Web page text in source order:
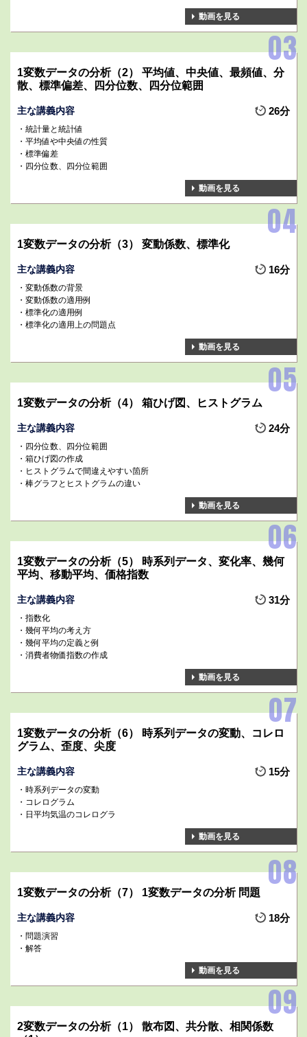
動画を見る
1変数データの分析（2） 平均値、中央値、最頻値、分
散、標準偏差、四分位数、四分位範囲
主な講義内容 26分
統計量と統計値
平均値や中央値の性質
標準偏差
四分位数、四分位範囲
動画を見る
1変数データの分析（3） 変動係数、標準化
主な講義内容 16分
変動係数の背景
変動係数の適用例
標準化の適用例
標準化の適用上の問題点
動画を見る
1変数データの分析（4） 箱ひげ図、ヒストグラム
主な講義内容 24分
四分位数、四分位範囲
箱ひげ図の作成
ヒストグラムで間違えやすい箇所
棒グラフとヒストグラムの違い
動画を見る
1変数データの分析（5） 時系列データ、変化率、幾何
平均、移動平均、価格指数
主な講義内容 31分
指数化
幾何平均の考え方
幾何平均の定義と例
消費者物価指数の作成
動画を見る
1変数データの分析（6） 時系列データの変動、コレロ
グラム、歪度、尖度
主な講義内容 15分
時系列データの変動
コレログラム
日平均気温のコレログラ
動画を見る
1変数データの分析（7） 1変数データの分析 問題
主な講義内容 18分
問題演習
解答
動画を見る
2変数データの分析（1） 散布図、共分散、相関係数